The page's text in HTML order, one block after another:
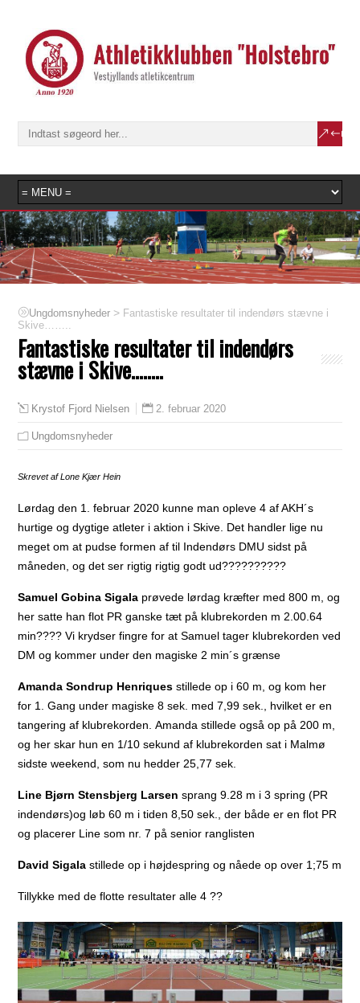
Ungdomsnyheder > Fantastiske resultater til indendørs stævne i
Skive……..
Fantastiske resultater til indendørs
stævne i Skive……..
Krystof Fjord Nielsen 2. februar 2020
Ungdomsnyheder
Skrevet af Lone Kjær Hein
Lørdag den 1. februar 2020 kunne man opleve 4 af AKH´s
hurtige og dygtige atleter i aktion i Skive. Det handler lige nu
meget om at pudse formen af til Indendørs DMU sidst på
måneden, og det ser rigtig rigtig godt ud??????????
Samuel Gobina Sigala prøvede lørdag kræfter med 800 m, og
her satte han flot PR ganske tæt på klubrekorden m 2.00.64
min???? Vi krydser fingre for at Samuel tager klubrekorden ved
DM og kommer under den magiske 2 min´s grænse
Amanda Sondrup Henriques stillede op i 60 m, og kom her
for 1. Gang under magiske 8 sek. med 7,99 sek., hvilket er en
tangering af klubrekorden. Amanda stillede også op på 200 m,
og her skar hun en 1/10 sekund af klubrekorden sat i Malmø
sidste weekend, som nu hedder 25,77 sek.
Line Bjørn Stensbjerg Larsen sprang 9.28 m i 3 spring (PR
indendørs)og løb 60 m i tiden 8,50 sek., der både er en flot PR
og placerer Line som nr. 7 på senior ranglisten
David Sigala stillede op i højdespring og nåede op over 1;75 m
Tillykke med de flotte resultater alle 4??